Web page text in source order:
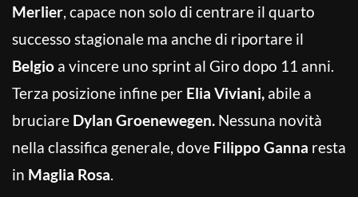
Merlier, capace non solo di centrare il quarto
successo stagionale ma anche di riportare il
Belgio a vincere uno sprint al Giro dopo 11 anni.
Terza posizione infine per Elia Viviani, abile a
bruciare Dylan Groenewegen. Nessuna novità
nella classifica generale, dove Filippo Ganna resta
in Maglia Rosa.